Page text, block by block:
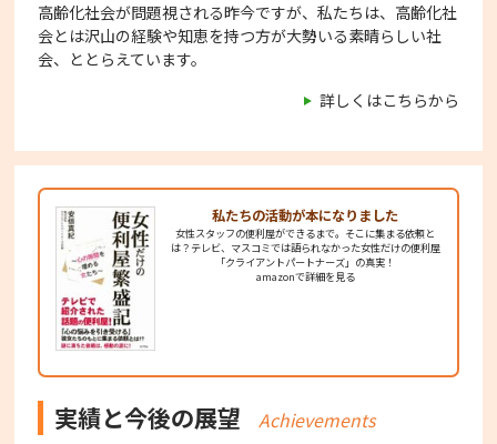
高齢化社会が問題視される昨今ですが、私たちは、高齢化社
会とは沢山の経験や知恵を持つ方が大勢いる素晴らしい社
会、ととらえています。
詳しくはこちらから
私たちの活動が本になりました
女性スタッフの便利屋ができるまで。そこに集まる依頼と
は？テレビ、マスコミでは語られなかった女性だけの便利屋
「クライアントパートナーズ」の真実！
amazonで詳細を見る
実績と今後の展望 Achievements